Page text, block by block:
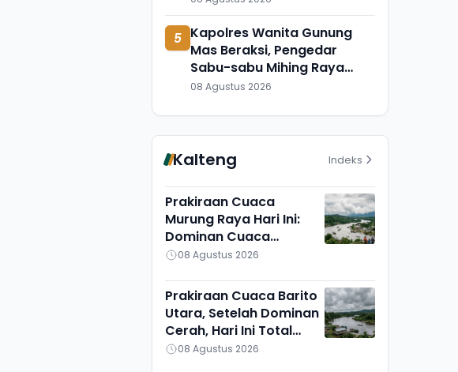
5 Kapolres Wanita Gunung
Mas Beraksi, Pengedar
Sabu-sabu Mihing Raya
Diringkus di Barak
08 Agustus 2026
Kalteng Indeks
Prakiraan Cuaca
Murung Raya Hari Ini:
Dominan Cuaca
Berawan, Suhu Udara
08 Agustus 2026
Prakiraan Cuaca Barito
Utara, Setelah Dominan
Cerah, Hari Ini Total
Berawan, Suhu Udara
08 Agustus 2026